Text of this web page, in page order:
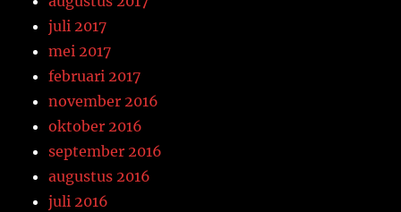
juli 2017
mei 2017
februari 2017
november 2016
oktober 2016
september 2016
augustus 2016
juli 2016